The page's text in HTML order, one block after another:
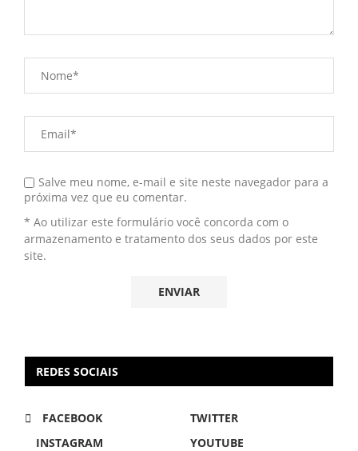
Salve meu nome, e-mail e site neste navegador para a
próxima vez que eu comentar.
* Ao utilizar este formulário você concorda com o
armazenamento e tratamento dos seus dados por este
site.
REDES SOCIAIS
FACEBOOK
TWITTER
INSTAGRAM
YOUTUBE